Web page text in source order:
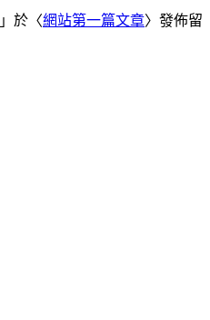
」於〈網站第一篇文章〉發佈留